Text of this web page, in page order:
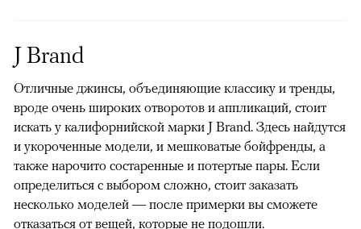
J Brand
Отличные джинсы, объединяющие классику и тренды,
вроде очень широких отворотов и аппликаций, стоит
искать у калифорнийской марки J Brand. Здесь найдутся
и укороченные модели, и мешковатые бойфренды, а
также нарочито состаренные и потертые пары. Если
определиться с выбором сложно, стоит заказать
несколько моделей — после примерки вы сможете
отказаться от вещей, которые не подошли.